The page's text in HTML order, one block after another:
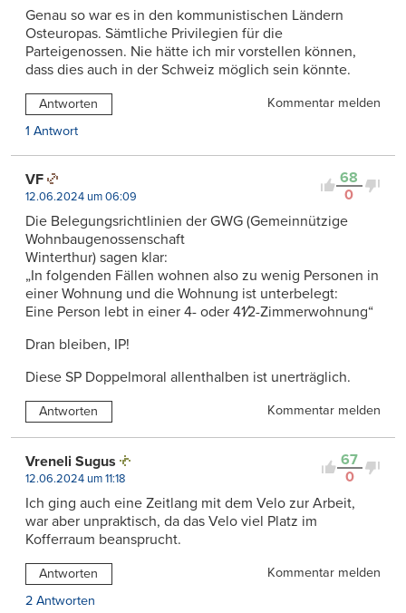
Genau so war es in den kommunistischen Ländern
Osteuropas. Sämtliche Privilegien für die
Parteigenossen. Nie hätte ich mir vorstellen können,
dass dies auch in der Schweiz möglich sein könnte.
Antworten
Kommentar melden
1 Antwort
68
0
VF
12.06.2024 um 06:09
Die Belegungsrichtlinien der GWG (Gemeinnützige
Wohnbaugenossenschaft
Winterthur) sagen klar:
„In folgenden Fällen wohnen also zu wenig Personen in
einer Wohnung und die Wohnung ist unterbelegt:
Eine Person lebt in einer 4- oder 41⁄2-Zimmerwohnung“
Dran bleiben, IP!
Diese SP Doppelmoral allenthalben ist unerträglich.
Antworten Kommentar melden
67
0
Vreneli Sugus
12.06.2024 um 11:18
Ich ging auch eine Zeitlang mit dem Velo zur Arbeit,
war aber unpraktisch, da das Velo viel Platz im
Kofferraum beansprucht.
Antworten
Kommentar melden
2 Antworten